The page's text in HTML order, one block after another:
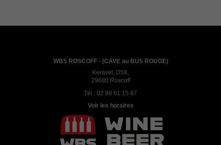
WBS ROSCOFF - (CAVE au BUS ROUGE)
Keravel, D58,
29680 Roscoff
Tél : 02 98 61 15 87
Voir les horaires